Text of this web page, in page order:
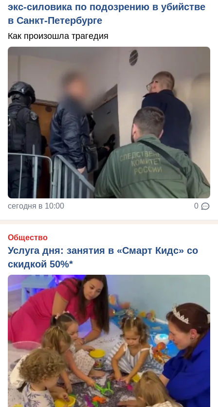
экс-силовика по подозрению в убийстве
в Санкт-Петербурге
Как произошла трагедия
сегодня в 10:00 0
Общество
Услуга дня: занятия в «Смарт Кидс» со
скидкой 50%*